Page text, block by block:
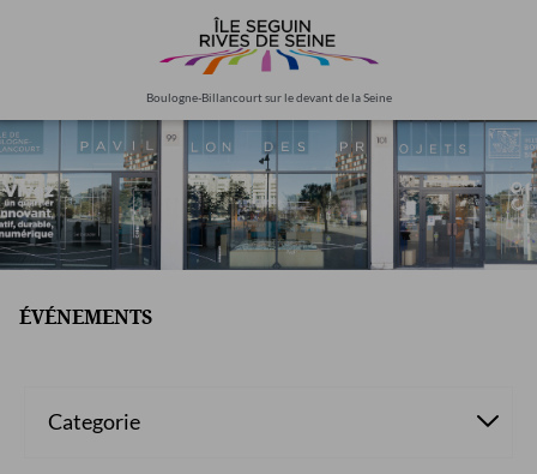
Boulogne-Billancourt sur le devant de la Seine
ÉVÉNEMENTS
Categorie